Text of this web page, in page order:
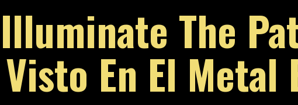
The
En El Metal